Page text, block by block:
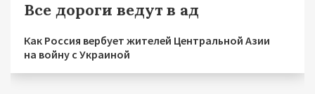
Все дороги ведут в ад
Как Россия вербует жителей Центральной Азии
на войну с Украиной